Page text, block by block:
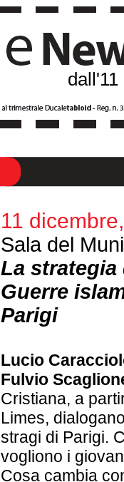
11
Sala del
La strategia
Guerre
Parigi
Lucio
Fulvio
Cristiana, a
Limes,
stragi di Parigi.
vogliono i
Cosa cambia